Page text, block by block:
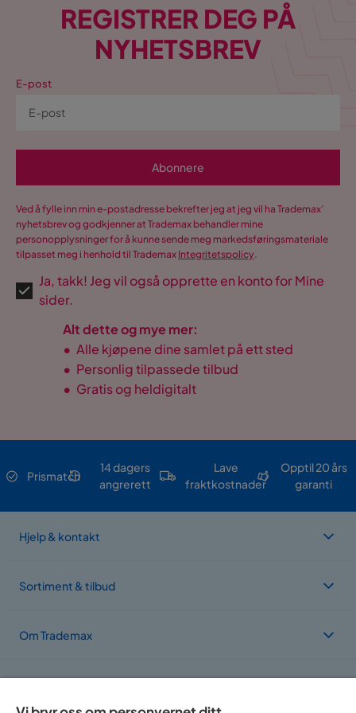
REGISTRER DEG PÅ
NYHETSBREV
E-post
Abonnere
Ved å fylle inn min e-postadresse bekrefter jeg at jeg vil ha Trademax’
nyhetsbrev og godkjenner at Trademax behandler mine
personopplysninger for å kunne sende meg markedsføringsmateriale
tilpasset meg i henhold til Trademax Integritetspolicy.
Ja, takk! Jeg vil også opprette en konto for Mine
sider.
Alt dette og mye mer:
• Alle kjøpene dine samlet på ett sted
• Personlig tilpassede tilbud
• Gratis og heldigitalt
Prismatch
14 dagers
angrerett
Lave
fraktkostnader
Opptil 20 års
garanti
Hjelp & kontakt
Sortiment & tilbud
Om Trademax